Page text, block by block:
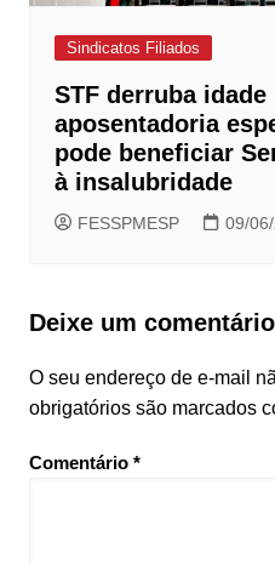
Sindicatos Filiados
STF derruba
aposentadoria
pode beneficiar
à insalubridade
FESSPMESP 09/
Deixe um comentário
O seu endereço de e-mail
obrigatórios são marcados
Comentário *